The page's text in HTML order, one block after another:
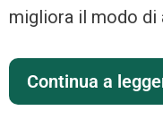
migliora il modo di
Continua a